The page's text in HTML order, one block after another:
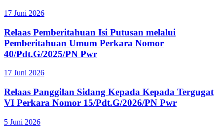
17 Juni 2026
Relaas Pemberitahuan Isi Putusan melalui
Pemberitahuan Umum Perkara Nomor
40/Pdt.G/2025/PN Pwr
17 Juni 2026
Relaas Panggilan Sidang Kepada Kepada Tergugat
VI Perkara Nomor 15/Pdt.G/2026/PN Pwr
5 Juni 2026